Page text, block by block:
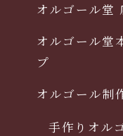
オルゴール堂
オルゴール堂
プ
オルゴール制
手作りオル